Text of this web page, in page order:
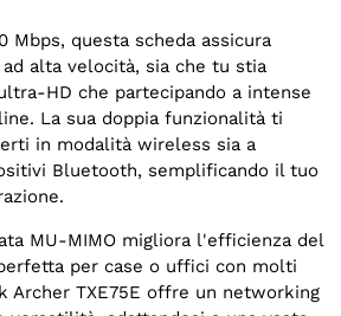
Mbps, questa scheda assicura
alta velocità, sia che tu stia
HD che partecipando a intense
La sua doppia funzionalità ti
in modalità wireless sia a
Bluetooth, semplificando il tuo
MU-MIMO migliora l'efficienza del
per case o uffici con molti
Archer TXE75E offre un networking